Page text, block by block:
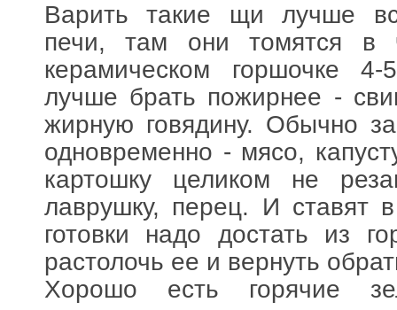
Варить такие щи лучше
печи, там они томятся в
керамическом горшочке
лучше брать пожирнее -
жирную говядину. Обычно
одновременно - мясо,
картошку целиком не
лаврушку, перец. И ставят
готовки надо достать из
растолочь ее и вернуть
Хорошо есть горячие